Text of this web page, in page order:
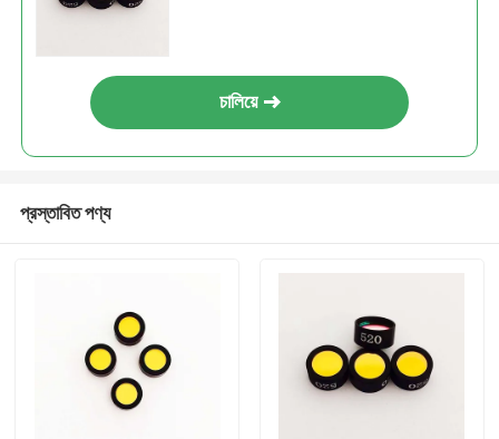
চালিয়ে
প্রস্তাবিত পণ্য